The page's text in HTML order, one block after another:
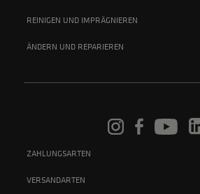
REINIGEN UND IMPRÄGNIEREN
ÄNDERN UND REPARIEREN
ZAHLUNGSARTEN
VERSANDARTEN